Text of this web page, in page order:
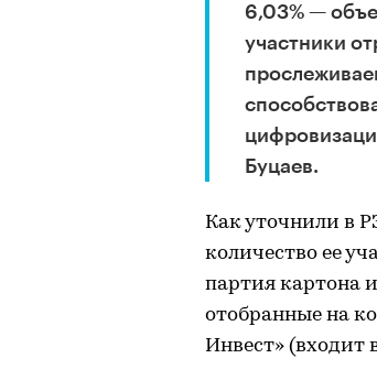
6,03% —
участники
Буцаев.
Как уточнили в
количество ее
партия картона
отобранные на
Инвест» (входит